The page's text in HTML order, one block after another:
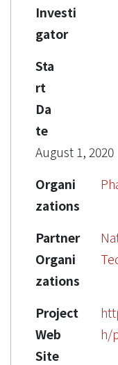
Investi
gator
Sta
rt
Da
te
August 1, 2020
Organi
zations
Partner
Organi
zations
Project
Web
Site
h/